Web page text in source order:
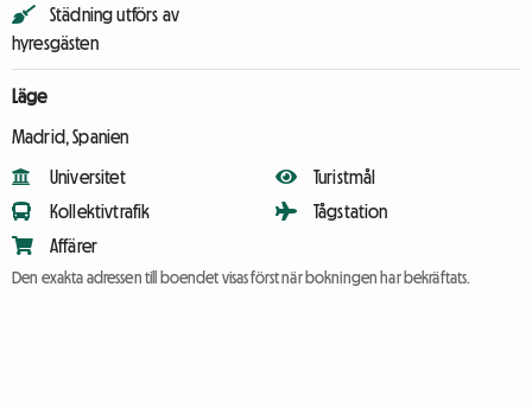
Städning utförs av
hyresgästen
Läge
Madrid, Spanien
Universitet
Kollektivtrafik
Affärer
Turistmål
Tågstation
Den exakta adressen till boendet visas först när bokningen har bekräftats.